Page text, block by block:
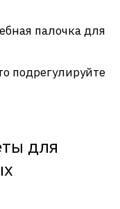
палочка для
подрегулируйте
для